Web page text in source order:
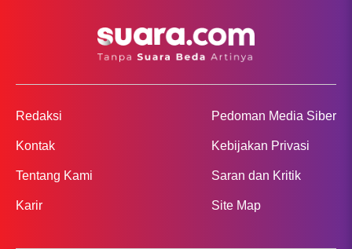
Redaksi
Kontak
Tentang Kami
Karir
Pedoman Media Siber
Kebijakan Privasi
Saran dan Kritik
Site Map